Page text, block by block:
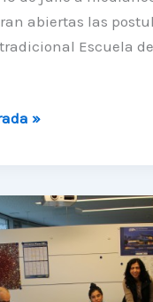
abiertas las
Escuela
»